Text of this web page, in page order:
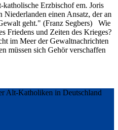
Erzbischof em. Joris
Niederlanden einen Ansatz, der an
geht." (Franz Segbers) Wie
Friedens und Zeiten des Krieges?
im Meer der Gewaltnachrichten
müssen sich Gehör verschaffen
Alt-Katholiken in Deutschland